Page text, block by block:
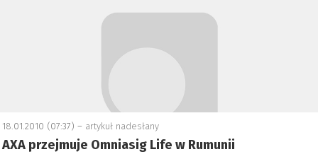
18.01.2010 (07:37) – artykuł nadesłany
AXA przejmuje Omniasig Life w Rumunii